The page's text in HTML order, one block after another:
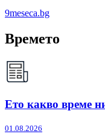
9meseca.bg
Времето
Ето какво време
01.08.2026